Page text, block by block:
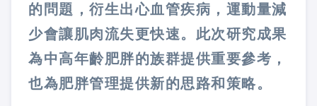
的問題，衍生出心血管疾病，運動量減
少會讓肌肉流失更快速。此次研究成果
為中高年齡肥胖的族群提供重要參考，
也為肥胖管理提供新的思路和策略。